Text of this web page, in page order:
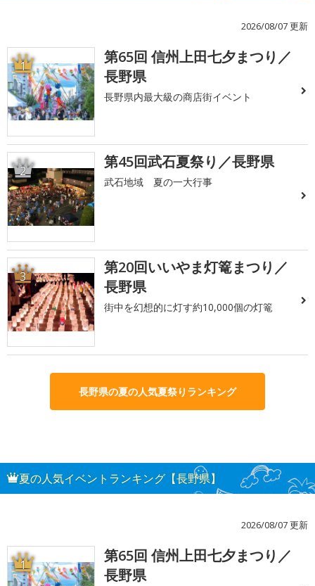
2026/08/07 更新
1
第65回 信州上田七夕まつり／
長野県
長野県内最大級の商店街イベント
2 第45回武石夏祭り／長野県
武石地域 夏の一大行事
3
第20回いいやま灯篭まつり／
長野県
街中を幻想的に灯す約10,000個の灯篭
長野県の夏の人気夏祭りランキング
夏の人気イベントランキング【長野県】
2026/08/07 更新
1
第65回 信州上田七夕まつり／
長野県